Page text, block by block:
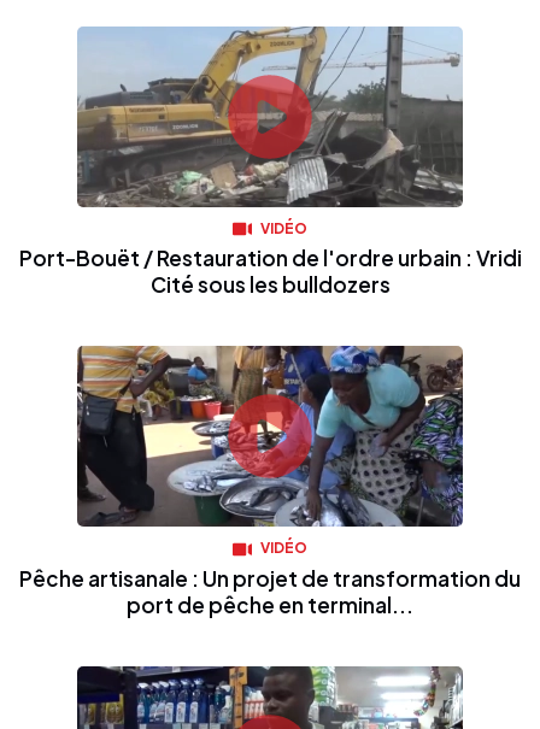
VIDÉO
Port-Bouët / Restauration de l'ordre urbain : Vridi
Cité sous les bulldozers
VIDÉO
Pêche artisanale : Un projet de transformation du
port de pêche en terminal...